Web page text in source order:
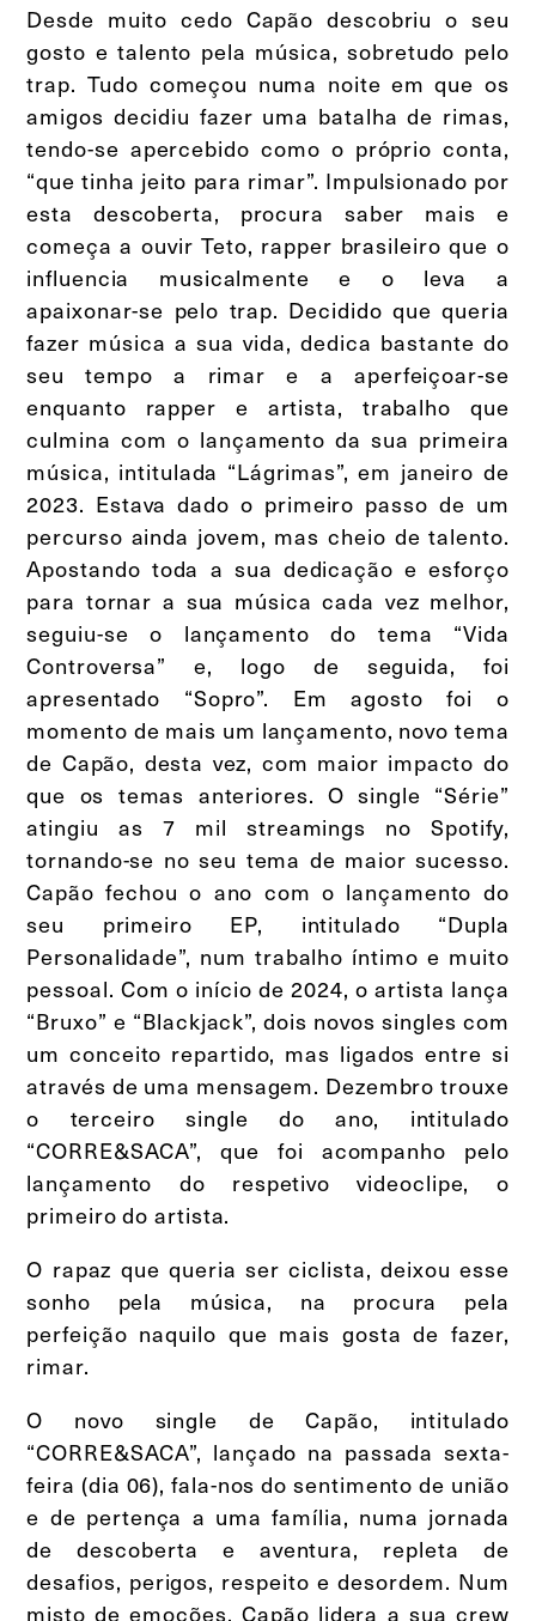
Desde muito cedo Capão descobriu o seu
gosto e talento pela música, sobretudo pelo
trap. Tudo começou numa noite em que os
amigos decidiu fazer uma batalha de rimas,
tendo-se apercebido como o próprio conta,
“que tinha jeito para rimar”. Impulsionado por
esta descoberta, procura saber mais e
começa a ouvir Teto, rapper brasileiro que o
influencia musicalmente e o leva a
apaixonar-se pelo trap. Decidido que queria
fazer música a sua vida, dedica bastante do
seu tempo a rimar e a aperfeiçoar-se
enquanto rapper e artista, trabalho que
culmina com o lançamento da sua primeira
música, intitulada “Lágrimas”, em janeiro de
2023. Estava dado o primeiro passo de um
percurso ainda jovem, mas cheio de talento.
Apostando toda a sua dedicação e esforço
para tornar a sua música cada vez melhor,
seguiu-se o lançamento do tema “Vida
Controversa” e, logo de seguida, foi
apresentado “Sopro”. Em agosto foi o
momento de mais um lançamento, novo tema
de Capão, desta vez, com maior impacto do
que os temas anteriores. O single “Série”
atingiu as 7 mil streamings no Spotify,
tornando-se no seu tema de maior sucesso.
Capão fechou o ano com o lançamento do
seu primeiro EP, intitulado “Dupla
Personalidade”, num trabalho íntimo e muito
pessoal. Com o início de 2024, o artista lança
“Bruxo” e “Blackjack”, dois novos singles com
um conceito repartido, mas ligados entre si
através de uma mensagem. Dezembro trouxe
o terceiro single do ano, intitulado
“CORRE&SACA”, que foi acompanho pelo
lançamento do respetivo videoclipe, o
primeiro do artista.
O rapaz que queria ser ciclista, deixou esse
sonho pela música, na procura pela
perfeição naquilo que mais gosta de fazer,
rimar.
O novo single de Capão, intitulado
“CORRE&SACA”, lançado na passada sexta-
feira (dia 06), fala-nos do sentimento de união
e de pertença a uma família, numa jornada
de descoberta e aventura, repleta de
desafios, perigos, respeito e desordem. Num
misto de emoções, Capão lidera a sua crew